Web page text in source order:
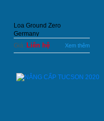
Loa Ground Zero
Germany
Giá: Liên hệ Xem thêm